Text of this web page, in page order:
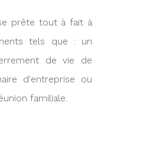
prête tout à fait à
tels que : un
de vie de
d'entreprise ou
familiale.